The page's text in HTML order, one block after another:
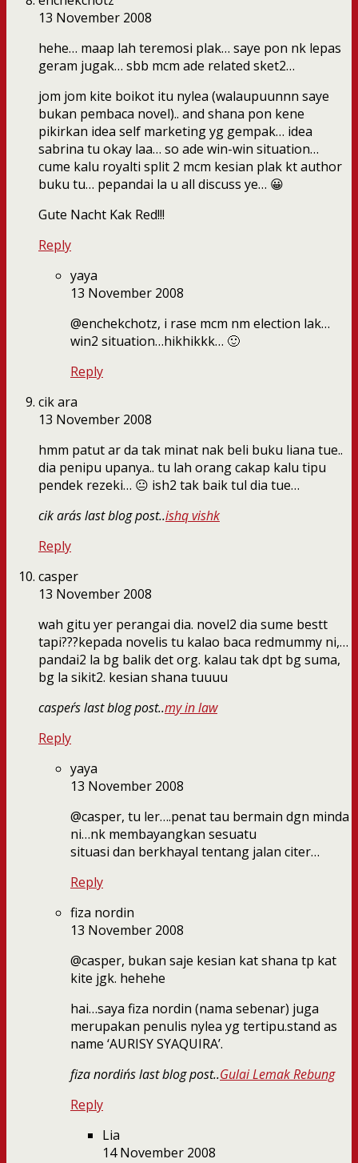
13 November 2008
hehe… maap lah teremosi plak… saye pon nk lepas
geram jugak… sbb mcm ade related sket2…
jom jom kite boikot itu nylea (walaupuunnn saye
bukan pembaca novel).. and shana pon kene
pikirkan idea self marketing yg gempak… idea
sabrina tu okay laa… so ade win-win situation…
cume kalu royalti split 2 mcm kesian plak kt author
buku tu… pepandai la u all discuss ye… 😀
Gute Nacht Kak Red!!!
Reply
yaya
13 November 2008
@enchekchotz, i rase mcm nm election lak…
win2 situation…hikhikkk… 🙂
Reply
cik ara
13 November 2008
hmm patut ar da tak minat nak beli buku liana tue..
dia penipu upanya.. tu lah orang cakap kalu tipu
pendek rezeki… 😐 ish2 tak baik tul dia tue…
cik ara´s last blog post..ishq vishk
Reply
casper
13 November 2008
wah gitu yer perangai dia. novel2 dia sume bestt
tapi???kepada novelis tu kalao baca redmummy ni,…
pandai2 la bg balik det org. kalau tak dpt bg suma,
bg la sikit2. kesian shana tuuuu
casper´s last blog post..my in law
Reply
yaya
13 November 2008
@casper, tu ler….penat tau bermain dgn minda
ni…nk membayangkan sesuatu
situasi dan berkhayal tentang jalan citer…
Reply
fiza nordin
13 November 2008
@casper, bukan saje kesian kat shana tp kat
kite jgk. hehehe
hai…saya fiza nordin (nama sebenar) juga
merupakan penulis nylea yg tertipu.stand as
name ‘AURISY SYAQUIRA’.
fiza nordin´s last blog post..Gulai Lemak Rebung
Reply
Lia
14 November 2008